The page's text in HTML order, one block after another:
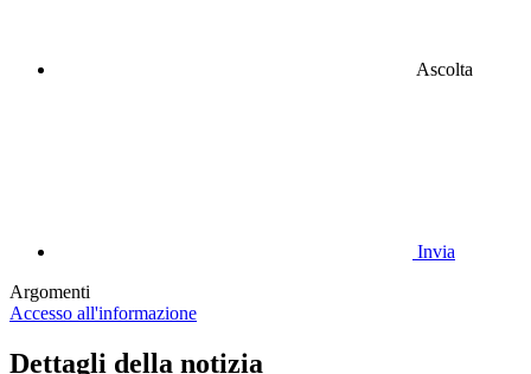
Ascolta
Invia
Argomenti
Accesso all'informazione
Dettagli della notizia